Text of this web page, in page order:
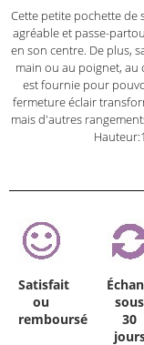
Cette petite pochette de
agréable et passe-
en son centre. De plus,
main ou au poignet, au
est fournie pour
fermeture éclair
mais d'autres
Satisfait
ou
remboursé
sous
30